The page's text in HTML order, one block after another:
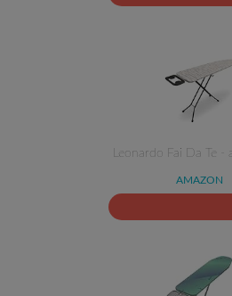
Leonardo Fai Da Te -
AMAZON